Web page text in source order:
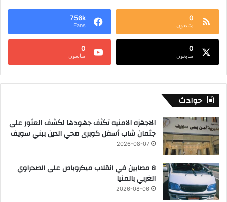
0
متابعون
756k
Fans
0
متابعون
0
متابعون
حوادث
الاجهزه الامنيه تكثف جهودها لكشف العثور على
جثمان شاب أسفل كوبرى محي الدين ببني سويف
2026-08-07
8 مصابين في انقلاب ميكروباص على الصحراوي
الغربي بالمنيا
2026-08-06